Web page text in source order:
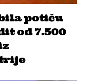
potiču
od 7.500